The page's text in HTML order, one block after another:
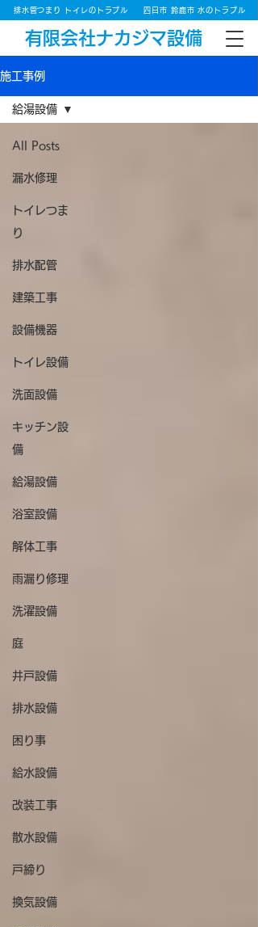
有限会社ナカジマ設備
排水管つまり トイレのトラブル 四日市 鈴鹿市 水のトラブル
施工事例
All Posts
漏水修理
トイレつま
り
排水配管
建築工事
設備機器
トイレ設備
洗面設備
キッチン設
備
給湯設備
浴室設備
解体工事
雨漏り修理
洗濯設備
庭
井戸設備
排水設備
困り事
給水設備
改装工事
散水設備
戸締り
換気設備
給湯設備